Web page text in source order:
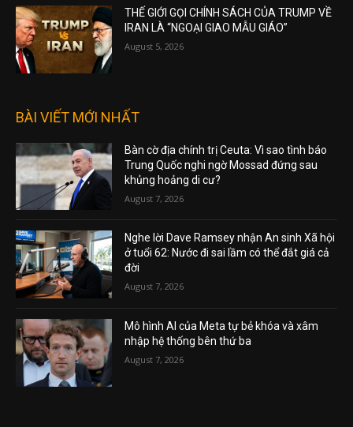
THẾ GIỚI GỌI CHÍNH SÁCH CỦA TRUMP VỀ
IRAN LÀ “NGOẠI GIAO MẪU GIÁO”
August 5, 2026
BÀI VIẾT MỚI NHẤT
Bàn cờ địa chính trị Ceuta: Vì sao tình báo
Trung Quốc nghi ngờ Mossad đứng sau
khủng hoảng di cư?
August 7, 2026
Nghe lời Dave Ramsey nhận An sinh Xã hội
ở tuổi 62: Nước đi sai lầm có thể đắt giá cả
đời
August 7, 2026
Mô hình AI của Meta tự bẻ khóa và xâm
nhập hệ thống bên thứ ba
August 7, 2026